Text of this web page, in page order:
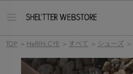
ー
TOP > HeRIN.CYE > すべて > シューズ >